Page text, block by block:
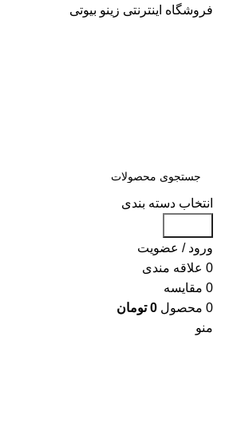
فروشگاه اینترنتی زینو بیوتی
انتخاب دسته بندی
ورود / عضویت
0 علاقه مندی
0 مقایسه
0 محصول 0 تومان
منو